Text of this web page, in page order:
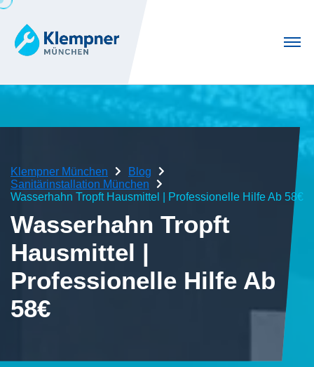
Klempner München
Blog
Sanitärinstallation München
Wasserhahn Tropft Hausmittel | Professionelle Hilfe Ab 58€
Wasserhahn Tropft
Hausmittel |
Professionelle Hilfe Ab
58€